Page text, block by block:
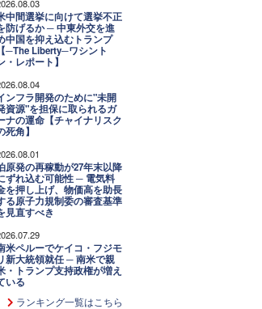
中間選挙に向けて選挙不正
防げるか ─ 中東外交を進
中国を抑え込むトランプ
【─The Liberty─ワシント
・レポート】
ンフラ開発のために"未開
資源"を担保に取られるガ
ナの運命【チャイナリスク
死角】
原発の再稼動が27年末以降
ずれ込む可能性 ─ 電気料
を押し上げ、物価高を助長
る原子力規制委の審査基準
見直すべき
米ペルーでケイコ・フジモ
新大統領就任 ─ 南米で親
・トランプ支持政権が増え
いる
ランキング一覧はこちら